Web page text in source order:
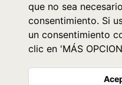
que no sea
consentimiento. Si
un consentimiento
clic en 'MÁS